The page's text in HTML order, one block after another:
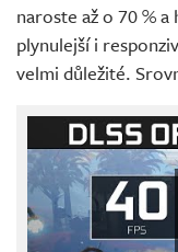
naroste až o 70 %
plynulejší i
velmi důležité.